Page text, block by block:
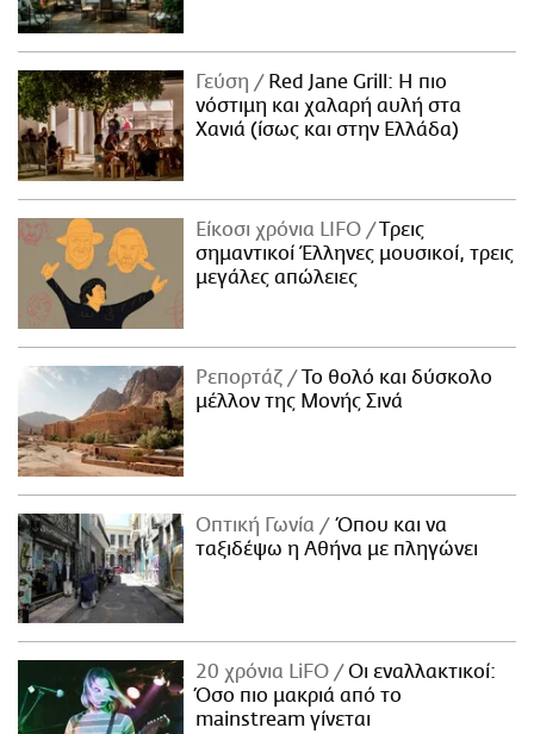
Γεύση
Red Jane Grill: Η πιο
νόστιμη και χαλαρή αυλή στα
Χανιά (ίσως και στην Ελλάδα)
Είκοσι χρόνια LIFO
Tρεις
σημαντικοί Έλληνες μουσικοί, τρεις
μεγάλες απώλειες
Ρεπορτάζ
Το θολό και δύσκολο
μέλλον της Μονής Σινά
Οπτική Γωνία
Όπου και να
ταξιδέψω η Αθήνα με πληγώνει
20 χρόνια LiFO
Οι εναλλακτικοί:
Όσο πιο μακριά από το
mainstream γίνεται